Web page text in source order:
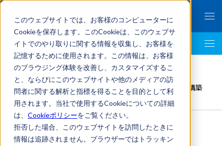
このウェブサイトでは、お客様のコンピューターに
Cookieを保存します。このCookieは、このウェブサ
イトでのやり取りに関する情報を収集し、お客様を
記憶するために使用されます。この情報は、お客様
のブラウジング体験を改善し、カスタマイズするこ
と、ならびにこのウェブサイトや他のメディアの訪
問者に関する解析と指標を得ることを目的として利
用されます。当社で使用するCookieについての詳細
は、 Cookieポリシーをご覧ください。
拒否した場合、このウェブサイトを訪問したときに
情報は追跡されません。ブラウザーではトラッキン
LegalTech AI Top
FRONTEO Legal Link Portal >
不正調査,AIG損害保険株式会社>
【Webinar】効果的なインシデント・レスポンス体制の構築
とサイバー攻撃の発生に備えた対応 Part 2